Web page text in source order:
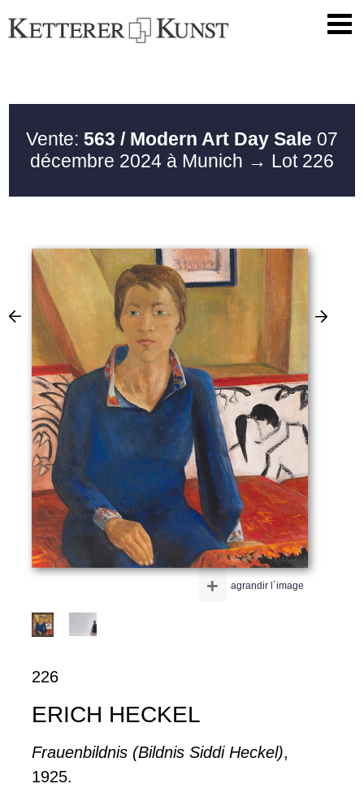
Vente: 563 / Modern Art Day Sale 07
décembre 2024 à Munich → Lot 226
agrandir l´image
+
226
ERICH HECKEL
Frauenbildnis (Bildnis Siddi Heckel),
1925.